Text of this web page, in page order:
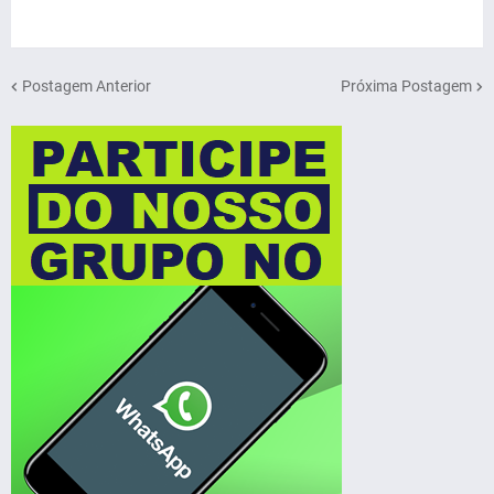
Postagem Anterior Próxima Postagem